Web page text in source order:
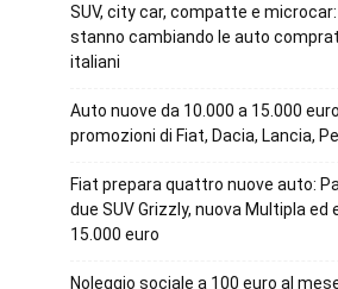
SUV, city car, compatte e
stanno cambiando le auto
italiani
Auto nuove da 10.000 a 15.000
promozioni di Fiat, Dacia, Lancia,
Fiat prepara quattro nuove auto:
due SUV Grizzly, nuova Multipla ed
15.000 euro
Noleggio sociale a 100 euro al